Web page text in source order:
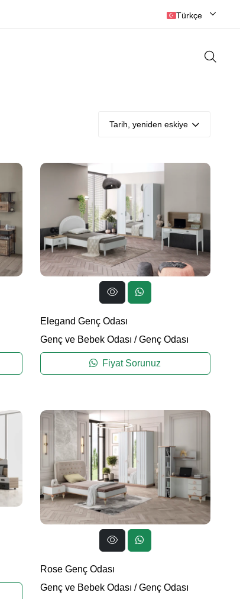
Türkçe
Tarih, yeniden eskiye
Elegand Genç Odası
Genç ve Bebek Odası /Genç Odası
Fiyat Sorunuz
Rose Genç Odası
Genç ve Bebek Odası /Genç Odası